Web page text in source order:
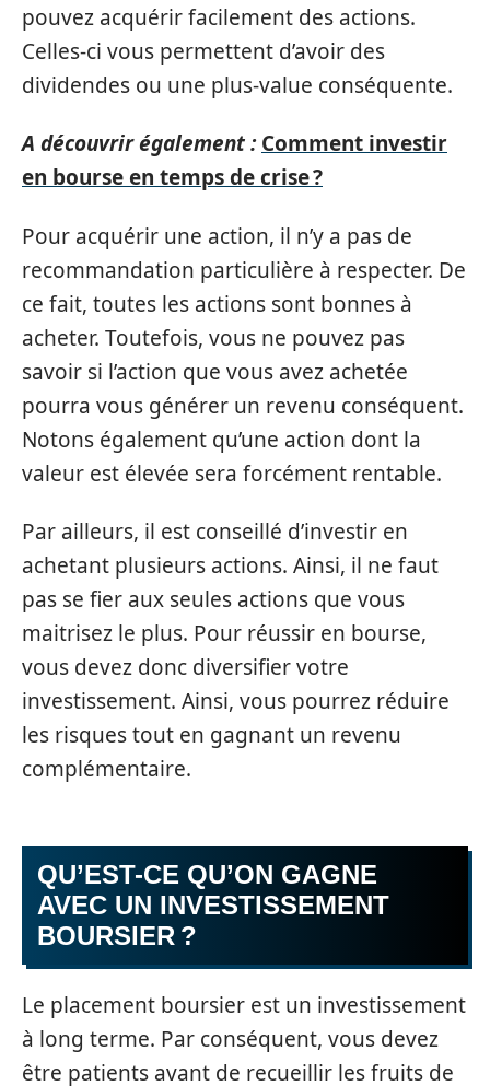
pouvez acquérir facilement des actions.
Celles-ci vous permettent d’avoir des
dividendes ou une plus-value conséquente.
A découvrir également : Comment investir
en bourse en temps de crise ?
Pour acquérir une action, il n’y a pas de
recommandation particulière à respecter. De
ce fait, toutes les actions sont bonnes à
acheter. Toutefois, vous ne pouvez pas
savoir si l’action que vous avez achetée
pourra vous générer un revenu conséquent.
Notons également qu’une action dont la
valeur est élevée sera forcément rentable.
Par ailleurs, il est conseillé d’investir en
achetant plusieurs actions. Ainsi, il ne faut
pas se fier aux seules actions que vous
maitrisez le plus. Pour réussir en bourse,
vous devez donc diversifier votre
investissement. Ainsi, vous pourrez réduire
les risques tout en gagnant un revenu
complémentaire.
QU’EST-CE QU’ON GAGNE
AVEC UN INVESTISSEMENT
BOURSIER ?
Le placement boursier est un investissement
à long terme. Par conséquent, vous devez
être patients avant de recueillir les fruits de